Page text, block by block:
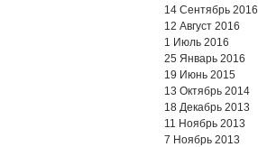
14 Сентябрь 2016
12 Август 2016
1 Июль 2016
25 Январь 2016
19 Июнь 2015
13 Октябрь 2014
18 Декабрь 2013
11 Ноябрь 2013
7 Ноябрь 2013